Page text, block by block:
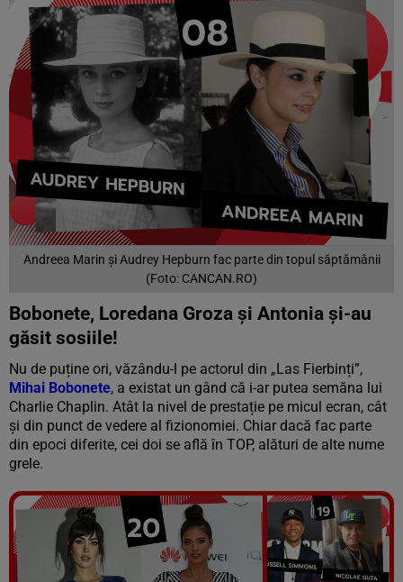
Andreea Marin și Audrey Hepburn fac parte din topul săptămânii
(Foto: CANCAN.RO)
Bobonete, Loredana Groza și Antonia și-au
găsit sosiile!
Nu de puține ori, văzându-l pe actorul din „Las Fierbinți”,
Mihai Bobonete, a existat un gând că i-ar putea semăna lui
Charlie Chaplin. Atât la nivel de prestație pe micul ecran, cât
și din punct de vedere al fizionomiei. Chiar dacă fac parte
din epoci diferite, cei doi se află în TOP, alături de alte nume
grele.